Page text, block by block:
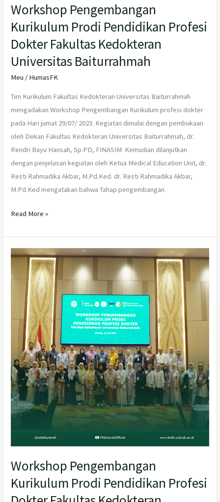
Workshop Pengembangan
Kurikulum Prodi Pendidikan Profesi
Dokter Fakultas Kedokteran
Universitas Baiturrahmah
Meu / HumasFK
Tim Kurikulum Fakultas Kedokteran Universitas Baiturrahmah
mengadakan Workshop Pengembangan Kurikulum profesi dokter
pada Hari jumat 29/07/ 2023. Kegiatan dimulai dengan pembukaan
oleh Dekan Fakultas Kedokteran Universitas Baiturrahmah, dr.
Rendri Bayu Hansah, Sp.PD, FINASIM Kemudian dilanjutkan
dengan penjelasan kegiatan oleh Ketua Medical Education Unit, dr.
Resti Rahmadika Akbar, M.Pd.Ked. dr. Resti Rahmadika Akbar,
M.Pd.Ked mengatakan bahwa Tahap pengembangan
Read More »
Workshop Pengembangan
Kurikulum Prodi Pendidikan Profesi
Workshop
Pengembangan
Kurikulum
Prodi
Pendidikan
Profesi
Dokter
Fakultas
Kedokteran
Universitas
Baiturrahmah